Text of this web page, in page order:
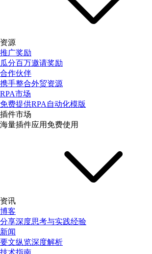
资源
推广奖励
瓜分百万邀请奖励
合作伙伴
携手整合外贸资源
RPA市场
免费提供RPA自动化模版
插件市场
海量插件应用免费使用
资讯
博客
分享深度思考与实践经验
新闻
要文纵览深度解析
技术指南